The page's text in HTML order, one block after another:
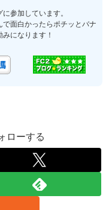
参加しています。
面白かったらポチッとバナ
になります！
ローする